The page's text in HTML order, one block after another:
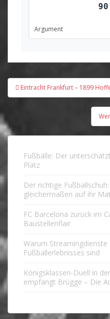
Argument
Eintracht Frankfurt – 1899
Fußbälle: Der
Platz
Der richtige
gleichermaßen auf ihr
FC Barcelona zurück im
Baustellenflair
Warum
Fußballerlebnisses sind
Königsklassen-Duell in
empfängt Brügge – Die